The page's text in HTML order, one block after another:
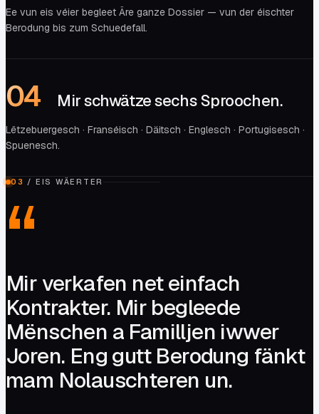
Ee vun eis véier begleet Äre ganze Dossier — vun der éischter
Berodung bis zum Schuedefall.
04 Mir schwätze sechs Sproochen.
Lëtzebuergesch · Franséisch · Däitsch · Englesch · Portugisesch ·
Spuenesch.
03 / EIS WÄERTER
Mir verkafen net einfach
Kontrakter. Mir begleede
Mënschen a Familljen iwwer
Joren. Eng gutt Berodung fänkt
mam Nolauschteren un.